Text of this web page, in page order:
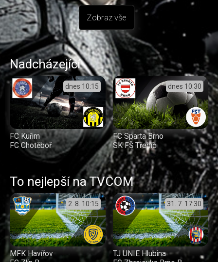
Zobraz vše
Nadcházející
dnes 10:15
FC Kuřim
FC Chotěboř
dnes 10:30
FC Sparta Brno
SK FŠ Třebíč
To nejlepší na TVCOM
2. 8. 10:15
MFK Havířov
31. 7. 17:30
TJ UNIE Hlubina